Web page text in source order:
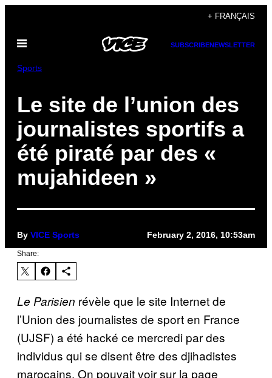
content
+ FRANÇAIS
Open
SUBSCRIBENEWSLETTER
Sports
Le site de l’union des
journalistes sportifs a
été piraté par des «
mujahideen »
By VICE Sports February 2, 2016, 10:53am
Share:
Le Parisien révèle que le site Internet de
l’Union des journalistes de sport en France
(UJSF) a été hacké ce mercredi par des
individus qui se disent être des djihadistes
marocains. On pouvait voir sur la page